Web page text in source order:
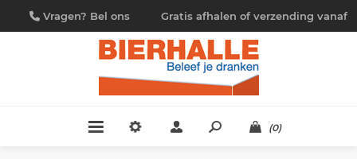
Vragen? Bel ons
09/230.88.44
Gratis afhalen of verzending vanaf
€ 4,95
(0)